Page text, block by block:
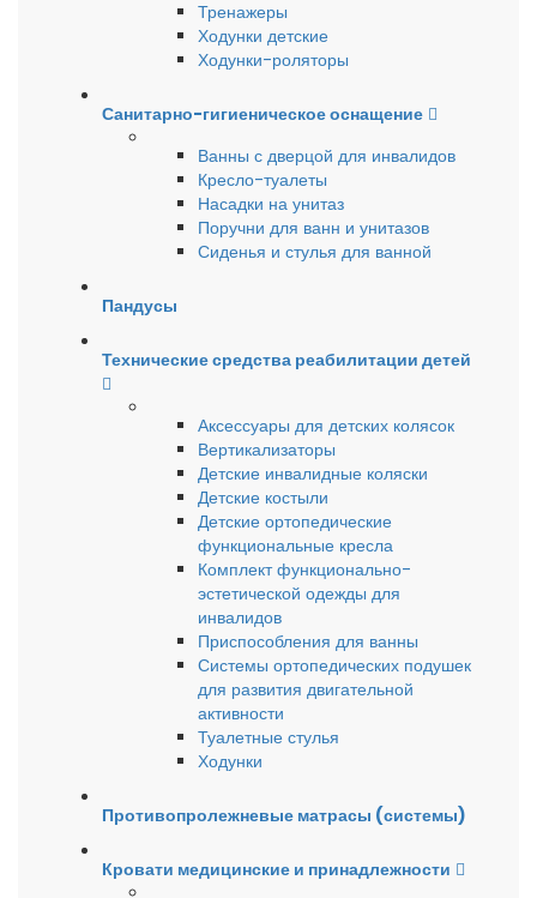
Тренажеры
Ходунки детские
Ходунки-роляторы
Санитарно-гигиеническое оснащение
Ванны с дверцой для инвалидов
Кресло-туалеты
Насадки на унитаз
Поручни для ванн и унитазов
Сиденья и стулья для ванной
Пандусы
Технические средства реабилитации детей
Аксессуары для детских колясок
Вертикализаторы
Детские инвалидные коляски
Детские костыли
Детские ортопедические
функциональные кресла
Комплект функционально-
эстетической одежды для
инвалидов
Приспособления для ванны
Системы ортопедических подушек
для развития двигательной
активности
Туалетные стулья
Ходунки
Противопролежневые матрасы (системы)
Кровати медицинские и принадлежности